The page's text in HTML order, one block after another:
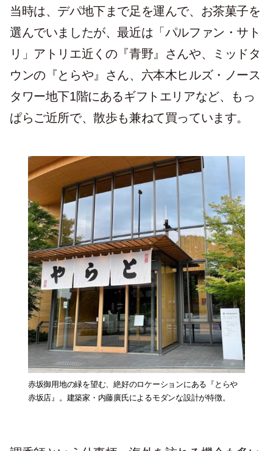
当時は、デパ地下まで足を運んで、お茶菓子を
選んでいましたが、最近は「パルファン・サト
リ」アトリエ近くの『青野』さんや、ミッドタ
ウンの『とらや』さん、六本木ヒルズ・ノース
タワー地下1階にあるギフトエリアなど、もっ
ぱらご近所で、散歩も兼ねて買っています。
赤坂御用地の緑を望む、絶好のロケーションにある『とらや
赤坂店』。建築家・内藤廣氏によるモダンな設計が特徴。